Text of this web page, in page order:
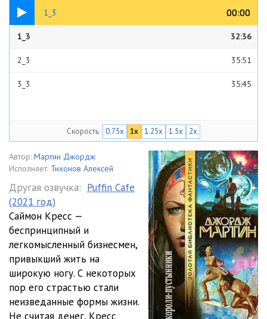
1_3 00:00
00:00
32:36
1_3 32:36
2_3 35:51
3_3 35:45
Скорость 0.75x 1x 1.25x 1.5x 2x
Автор: Мартин Джордж
Исполняет: Тихонов Алексей
Другая озвучка: Puffin Cafe
(2021 год)
Саймон Кресс —
беспринципный и
легкомысленный бизнесмен,
привыкший жить на
широкую ногу. С некоторых
пор его страстью стали
неизведанные формы жизни.
Не считая денег, Кресс